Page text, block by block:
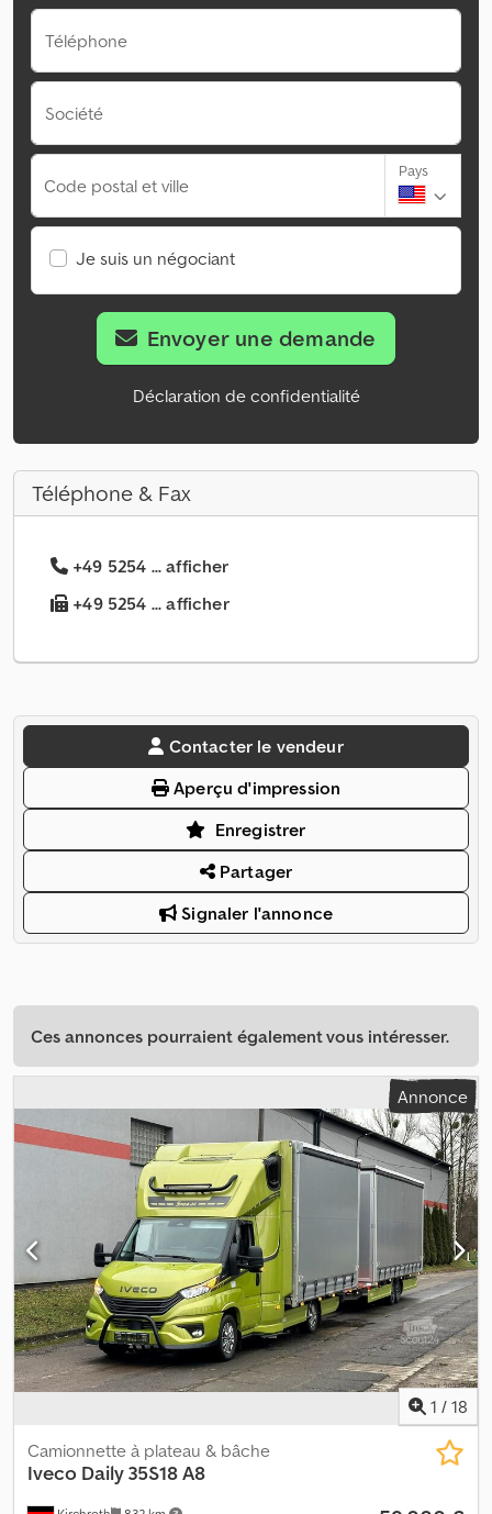
Téléphone
Société
Code postal et ville
Pays
Je suis un négociant
Envoyer une demande
Déclaration de confidentialité
Téléphone & Fax
+49 5254 ... afficher
+49 5254 ... afficher
Contacter le vendeur
Aperçu d'impression
Enregistrer
Partager
Signaler l'annonce
Ces annonces pourraient également vous intéresser.
Annonce
1 / 18
Camionnette à plateau & bâche
Iveco Daily 35S18 A8